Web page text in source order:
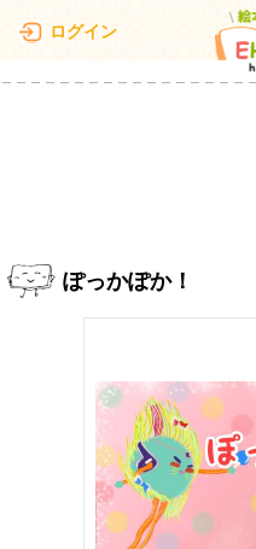
ログイン
ぽっかぽか！